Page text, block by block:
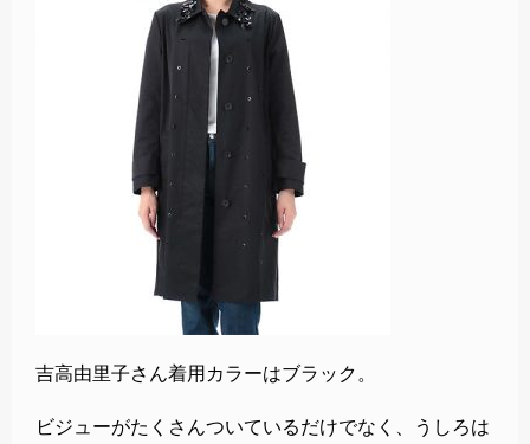
吉高由里子さん着用カラーはブラック。
ビジューがたくさんついているだけでなく、うしろは